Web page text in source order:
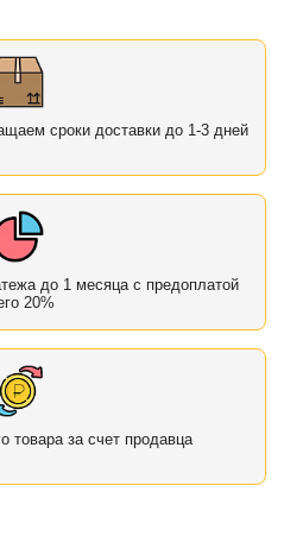
сроки доставки до 1-3 дней
до 1 месяца с предоплатой
20%
товара за счет продавца